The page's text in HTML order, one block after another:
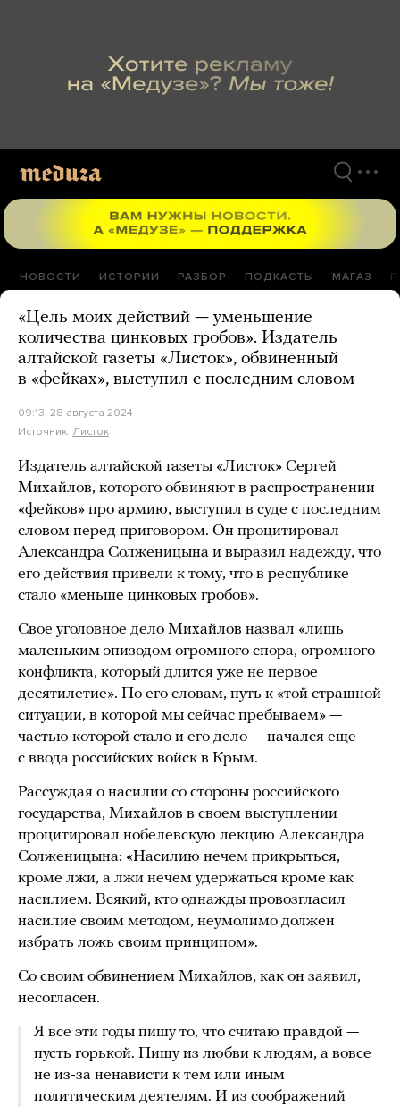
НОВОСТИ ИСТОРИИ РАЗБОР ПОДКАСТЫ МАГАЗ
«Цель моих действий — уменьшение
количества цинковых гробов». Издатель
алтайской газеты «Листок», обвиненный
в «фейках», выступил с последним словом
09:13, 28 августа 2024
Источник: Листок
Издатель алтайской газеты «Листок» Сергей
Михайлов, которого обвиняют в распространении
«фейков» про армию, выступил в суде с последним
словом перед приговором. Он процитировал
Александра Солженицына и выразил надежду, что
его действия привели к тому, что в республике
стало «меньше цинковых гробов».
Свое уголовное дело Михайлов назвал «лишь
маленьким эпизодом огромного спора, огромного
конфликта, который длится уже не первое
десятилетие». По его словам, путь к «той страшной
ситуации, в которой мы сейчас пребываем» —
частью которой стало и его дело — начался еще
с ввода российских войск в Крым.
Рассуждая о насилии со стороны российского
государства, Михайлов в своем выступлении
процитировал нобелевскую лекцию Александра
Солженицына: «Насилию нечем прикрыться,
кроме лжи, а лжи нечем удержаться кроме как
насилием. Всякий, кто однажды провозгласил
насилие своим методом, неумолимо должен
избрать ложь своим принципом».
Со своим обвинением Михайлов, как он заявил,
несогласен.
Я все эти годы пишу то, что считаю правдой —
пусть горькой. Пишу из любви к людям, а вовсе
не из-за ненависти к тем или иным
политическим деятелям. И из соображений